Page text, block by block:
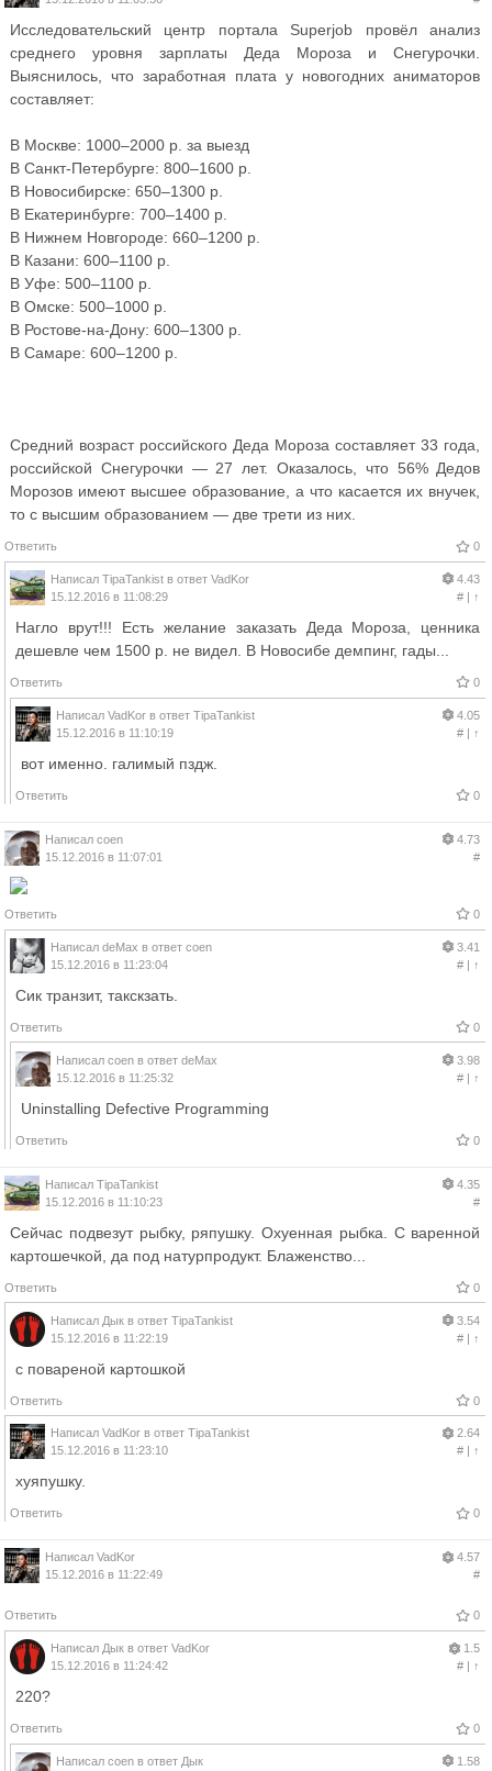
Исследовательский центр портала Superjob провёл анализ
среднего уровня зарплаты Деда Мороза и Снегурочки.
Выяснилось, что заработная плата у новогодних аниматоров
составляет:
В Москве: 1000–2000 р. за выезд
В Санкт-Петербурге: 800–1600 р.
В Новосибирске: 650–1300 р.
В Екатеринбурге: 700–1400 р.
В Нижнем Новгороде: 660–1200 р.
В Казани: 600–1100 р.
В Уфе: 500–1100 р.
В Омске: 500–1000 р.
В Ростове-на-Дону: 600–1300 р.
В Самаре: 600–1200 р.
Средний возраст российского Деда Мороза составляет 33 года,
российской Снегурочки — 27 лет. Оказалось, что 56% Дедов
Морозов имеют высшее образование, а что касается их внучек,
то с высшим образованием — две трети из них.
Ответить 0
Написал TipaTankist в ответ VadKor
15.12.2016 в 11:08:29
4.43
#| ↑
Нагло врут!!! Есть желание заказать Деда Мороза, ценника
дешевле чем 1500 р. не видел. В Новосибе демпинг, гады...
Ответить 0
Написал VadKor в ответ TipaTankist
15.12.2016 в 11:10:19
4.05
#| ↑
вот именно. галимый пздж.
Ответить 0
Написал coen
15.12.2016 в 11:07:01
4.73
#
Ответить 0
Написал deMax в ответ coen
15.12.2016 в 11:23:04
3.41
#| ↑
Сик транзит, такскзать.
Ответить 0
Написал coen в ответ deMax
15.12.2016 в 11:25:32
3.98
#| ↑
Uninstalling Defective Programming
Ответить 0
Написал TipaTankist
15.12.2016 в 11:10:23
4.35
#
Сейчас подвезут рыбку, ряпушку. Охуенная рыбка. С варенной
картошечкой, да под натурпродукт. Блаженство...
Ответить 0
Написал Дык в ответ TipaTankist
15.12.2016 в 11:22:19
3.54
#| ↑
с повареной картошкой
Ответить 0
Написал VadKor в ответ TipaTankist
15.12.2016 в 11:23:10
2.64
#| ↑
хуяпушку.
Ответить 0
Написал VadKor
15.12.2016 в 11:22:49
4.57
#
Ответить 0
Написал Дык в ответ VadKor
15.12.2016 в 11:24:42
1.5
#| ↑
220?
Ответить 0
Написал coen в ответ Дык
1.58